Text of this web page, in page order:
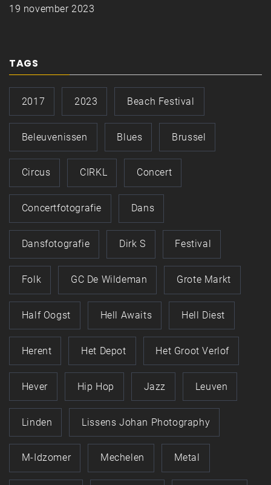
19 november 2023
TAGS
2017 2023 Beach Festival
Beleuvenissen Blues Brussel
Circus CIRKL Concert
Concertfotografie Dans
Dansfotografie Dirk S Festival
Folk GC De Wildeman Grote Markt
Half Oogst Hell Awaits Hell Diest
Herent Het Depot Het Groot Verlof
Hever Hip Hop Jazz Leuven
Linden Lissens Johan Photography
M-Idzomer Mechelen Metal